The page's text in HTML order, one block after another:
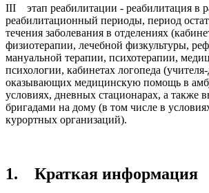
III этап реабилитации - реабилитация в
реабилитационный периоды, период
течения заболевания в отделениях
физиотерапии, лечебной физкультуры,
мануальной терапии, психотерапии,
психологии, кабинетах логопеда
оказывающих медицинскую помощь в
условиях, дневных стационарах, а также
бригадами на дому (в том числе в
курортных организаций).
1. Краткая информация